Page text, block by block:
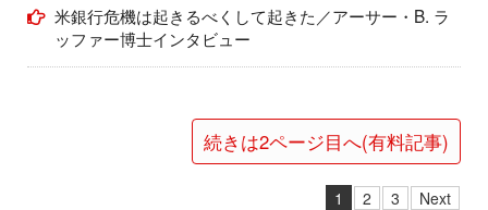
米銀行危機は起きるべくして起きた／アーサー・B. ラ
ッファー博士インタビュー
続きは2ページ目へ(有料記事)
1 2 3 Next